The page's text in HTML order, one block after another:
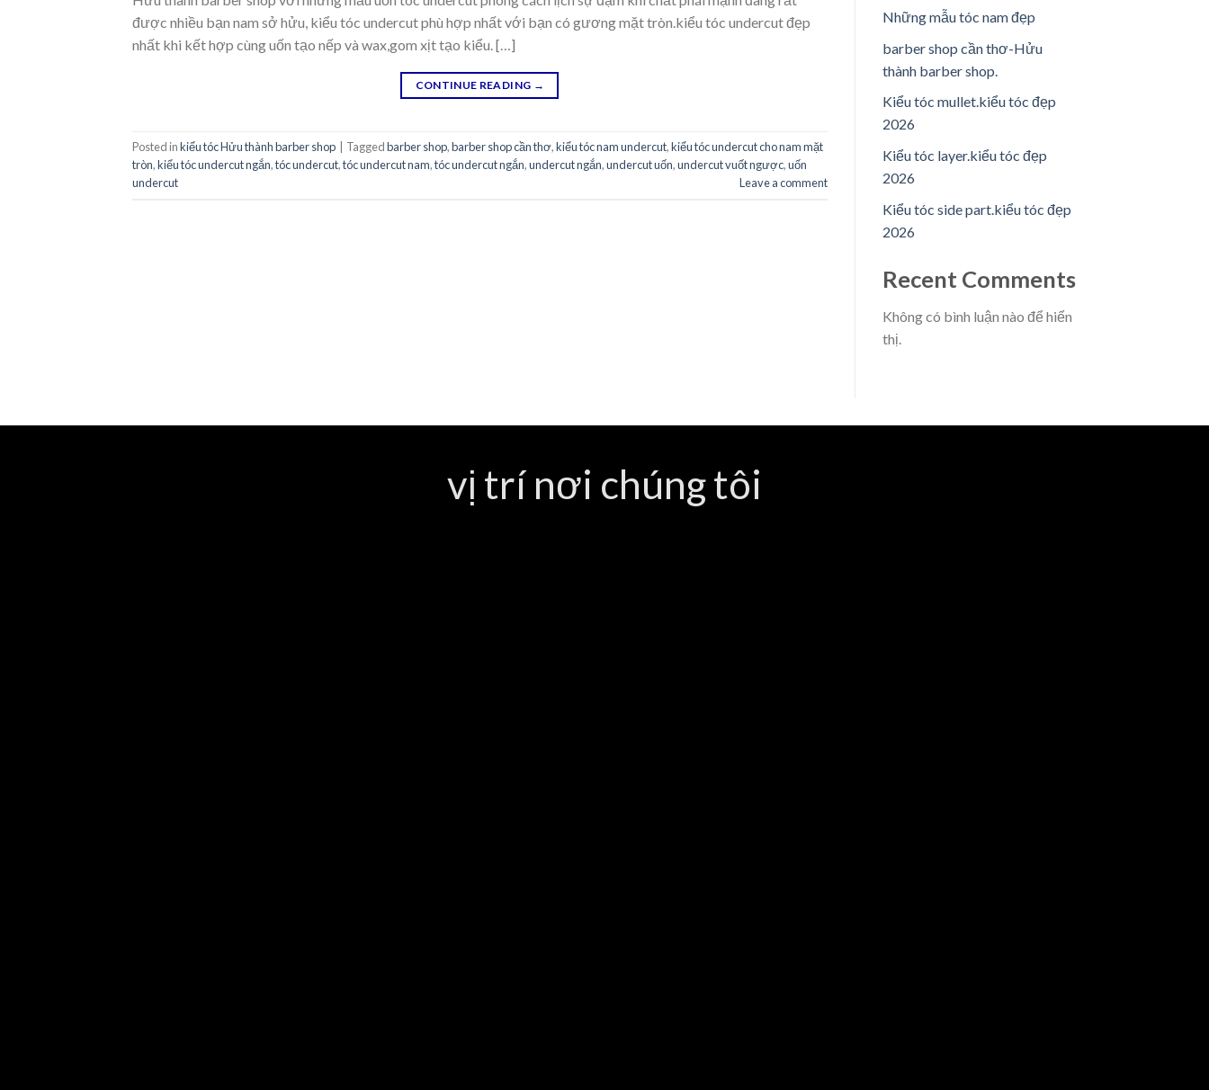
được nhiều bạn nam sở hửu, kiểu tóc undercut phù hợp nhất với bạn có gương mặt tròn.kiểu tóc undercut đẹp
nhất khi kết hợp cùng uốn tạo nếp và wax,gom xịt tạo kiểu. […]
CONTINUE READING →
Posted inkiểu tóc Hửu thành barber shop Taggedbarber shop,barber shop cần thơ,kiểu tóc nam undercut,kiểu tóc undercut cho nam mặt
tròn,kiểu tóc undercut ngắn,tóc undercut,tóc undercut nam,tóc undercut ngắn,undercut ngắn,undercut uốn,undercut vuốt ngược,uốn
undercut
Leave a comment
Những mẫu tóc nam đẹp
barber shop cần thơ-Hửu
thành barber shop.
Kiểu tóc mullet.kiểu tóc đẹp
2026
Kiểu tóc layer.kiểu tóc đẹp
2026
Kiểu tóc side part.kiểu tóc đẹp
2026
Recent Comments
Không có bình luận nào để hiển
thị.
vị trí nơi chúng tôi